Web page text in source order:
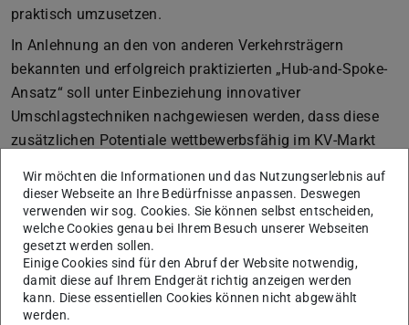
praktisch umzusetzen.
In Anlehnung an den von anderen Verkehrsträgern
bekannten und erfolgreich praktizierten „Hub-and-Spoke-
Ansatz“ soll unter Einbeziehung innovativer
Umschlagstechniken nachgewiesen werden, dass diese
zusätzlichen Potentiale wettbewerbsfähig im KV-Markt
Hannover/Lehrte ein wichtiger Knotenpunkt für eine
rangierfreie Bildung zielreiner Ganzzüge mit
Ladeeinheiten aus unterschiedlichen
Ursprungsbahnhöfen. Der erwartete Bündelungseffekt für
Sendungen aus unterschiedlichen Versandterminals führt
dazu, dass wesentlich mehr Start-/Zieldestinationen
Wir möchten die Informationen und das Nutzungserlebnis auf
dieser Webseite an Ihre Bedürfnisse anpassen. Deswegen
verwenden wir sog. Cookies. Sie können selbst entscheiden,
welche Cookies genau bei Ihrem Besuch unserer Webseiten
gesetzt werden sollen.
Einige Cookies sind für den Abruf der Website notwendig,
damit diese auf Ihrem Endgerät richtig anzeigen werden
kann. Diese essentiellen Cookies können nicht abgewählt
werden.